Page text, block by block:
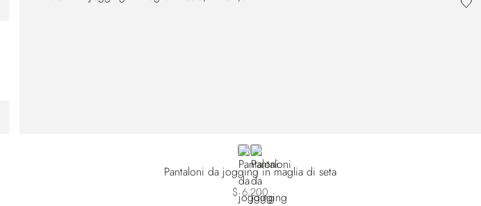
BLACKGREEN
Pantaloni da jogging in maglia di seta
$ 6,200